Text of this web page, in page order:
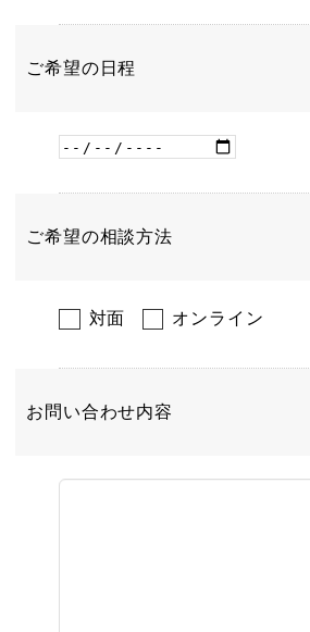
ご希望の日程
ご希望の相談方法
対面 オンライン
お問い合わせ内容